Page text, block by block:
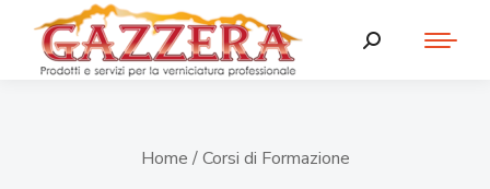
Home / Corsi di Formazione